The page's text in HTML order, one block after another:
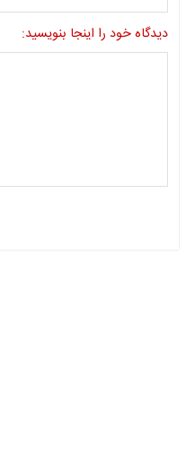
دیدگاه خود را اینجا بنویسید: